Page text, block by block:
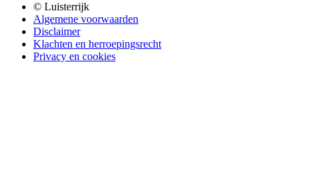
© Luisterrijk
Algemene voorwaarden
Disclaimer
Klachten en herroepingsrecht
Privacy en cookies